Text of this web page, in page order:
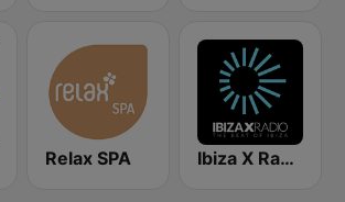
Relax SPA Ibiza X Radio